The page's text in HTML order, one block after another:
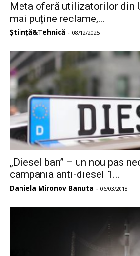
Meta oferă utilizatorilor din
mai puține reclame,...
Știință&Tehnică - 08/12/2025
„Diesel ban” – un nou pas
campania anti-diesel 1...
Daniela Mironov Banuta - 06/03/2018